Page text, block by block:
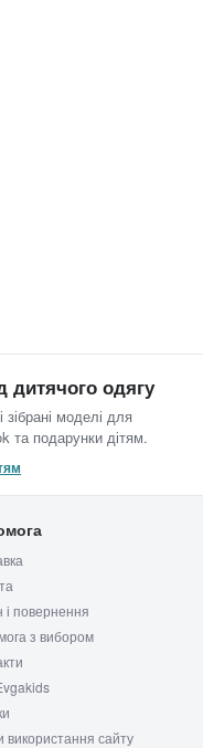
Ukraine Kherson
дитячого одягу
моделі для
та подарунки дітям.
і повернення
з вибором
використання сайту